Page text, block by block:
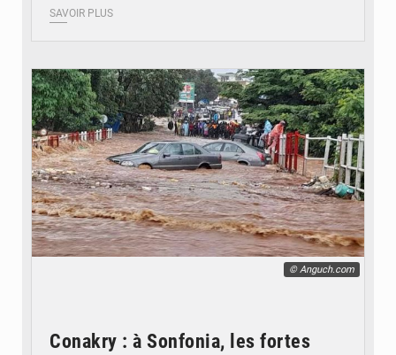
SAVOIR PLUS
© Anguch.com
Conakry : à Sonfonia, les fortes